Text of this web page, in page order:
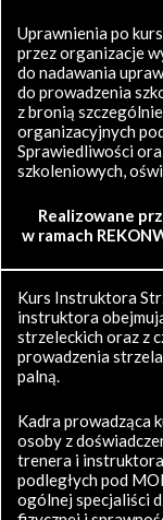
Uprawnienia po
przez organizacje
do nadawania
do prowadzenia
z bronią
organizacyjnych
Sprawiedliwości
szkoleniowych,
Realizowane
w ramach
Kurs Instruktora
instruktora
strzeleckich oraz z
prowadzenia
palną.
Kadra prowadząca
osoby z
trenera i
podległych pod
ogólnej specjaliści